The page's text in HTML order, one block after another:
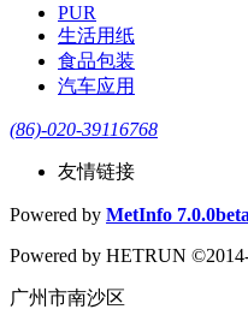
PUR
生活用纸
食品包装
汽车应用
(86)-020-39116768
友情链接
Powered by MetInfo 7.0.0beta
Powered by HETRUN
广州市南沙区